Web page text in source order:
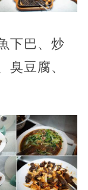
下巴、炒
臭豆腐、